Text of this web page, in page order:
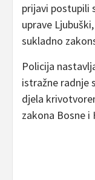
prijavi postupili
uprave
sukladno
Policija
istražne radnje
djela
zakona Bosne i